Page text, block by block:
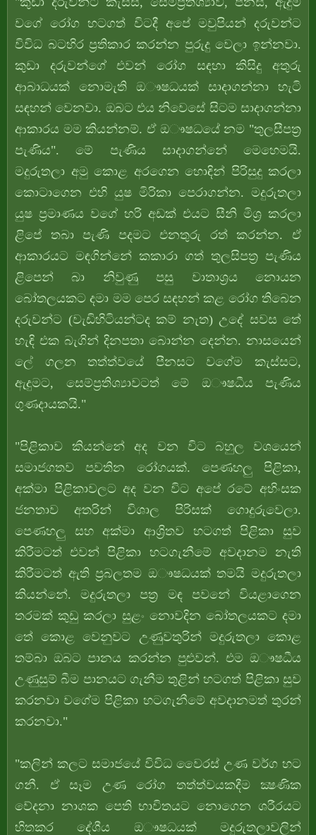
වගේ රෝග හටගත් විටදී අපේ මවුපියන් දරුවන්ට
විවිධ බටහිර ප්‍රතිකාර කරන්න පුරුදු වෙලා ඉන්නවා.
කුඩා දරුවන්ගේ එවන් රෝග සඳහා කිසිදු අතුරු
ආබාධයක් නොමැති ඔෟෂධයක් සාදාගන්නා හැටි
සඳහන් වෙනවා. ඔබට එය නිවෙසේ සිටම සාදාගන්නා
ආකාරය මම කියන්නම්. ඒ ඔෟෂධයේ නම "තුලසීපත්‍ර
පැණිය". මේ පැණිය සාදාගන්නේ මෙහෙමයි.
මදුරුතලා අමු කොළ අරගෙන හොඳින් පිරිසුදු කරලා
කොටාගෙන එහි යුෂ මිරිකා පෙරාගන්න. මදුරුතලා
යුෂ ප්‍රමාණය වගේ හරි අඩක් එයට සීනි මිශ්‍ර කරලා
ළිපේ තබා පැණි පදමට එනතුරු රත් කරන්න. ඒ
ආකාරයට මඳගින්නේ කකාරා ගත් තුලසිපත්‍ර පැණිය
ළිපෙන් බා නිවුණු පසු වාතාශ්‍රය නොයන
බෝතලයකට දමා මම පෙර සඳහන් කළ රෝග තිබෙන
දරුවන්ට (වැඩිහිටියන්ටද කම් නැත) උදේ සවස තේ
හැඳි එක බැගින් දිනපතා බොන්න දෙන්න. නාසයෙන්
ලේ ගලන තත්ත්වයේ පීනසට වගේම කැස්සට,
ඇදුමට, සෙම්ප්‍රතිශ්‍යාවටත් මේ ඔෟෂධීය පැණිය
ගුණදායකයි."
"පිළිකාව කියන්නේ අද වන විට බහුල වශයෙන්
සමාජගතව පවතින රෝගයක්. පෙණහලු පිළිකා,
අක්මා පිළිකාවලට අද වන විට අපේ රටේ අහිංසක
ජනතාව අතරින් විශාල පිරිසක් ගොදුරුවෙලා.
පෙණහලු සහ අක්මා ආශ්‍රිතව හටගත් පිළිකා සුව
කිරීමටත් එවන් පිළිකා හටගැනීමේ අවදානම නැති
කිරීමටත් ඇති ප්‍රබලතම ඔෟෂධයක් තමයි මදුරුතලා
කියන්නේ. මදුරුතලා පත්‍ර මඳ පවනේ වියළාගෙන
තරමක් කුඩු කරලා සුළං නොවදින බෝතලයකට දමා
තේ කොළ වෙනුවට උණුවතුරින් මදුරුතලා කොළ
තම්බා ඔබට පානය කරන්න පුළුවන්. එම ඔෟෂධීය
උණුසුම් බීම පානයට ගැනීම තුළින් හටගත් පිළිකා සුව
කරනවා වගේම පිළිකා හටගැනීමේ අවදානමත් තුරන්
කරනවා."
"කලින් කලට සමාජයේ විවිධ වෛරස් උණ වර්ග හට
ගනී. ඒ සෑම උණ රෝග තත්ත්වයකදීම ක්‍ෂණික
වේදනා නාශක පෙති භාවිතයට නොගෙන ශරීරයට
හිතකර දේශීය ඔෟෂධයක් මදුරුතලාවලින්